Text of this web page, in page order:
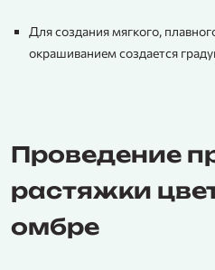
Для создания мягкого,
окрашиванием создается
Проведение
растяжки
омбре